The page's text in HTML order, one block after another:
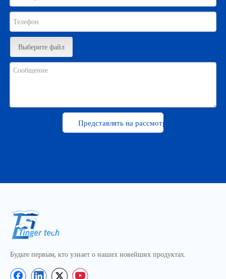
Выберите файл
Представлять на рассмотрение
Будьте первым, кто узнает о наших новейших продуктах.